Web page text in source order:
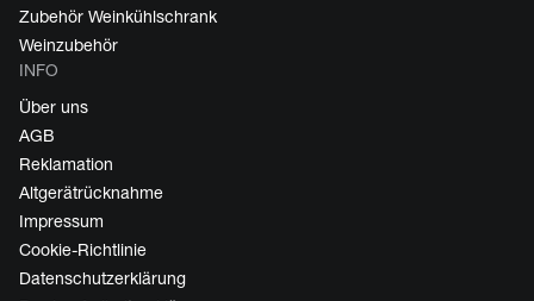
Zubehör Weinkühlschrank
Weinzubehör
INFO
Über uns
AGB
Reklamation
Altgerätrücknahme
Impressum
Cookie-Richtlinie
Datenschutzerklärung